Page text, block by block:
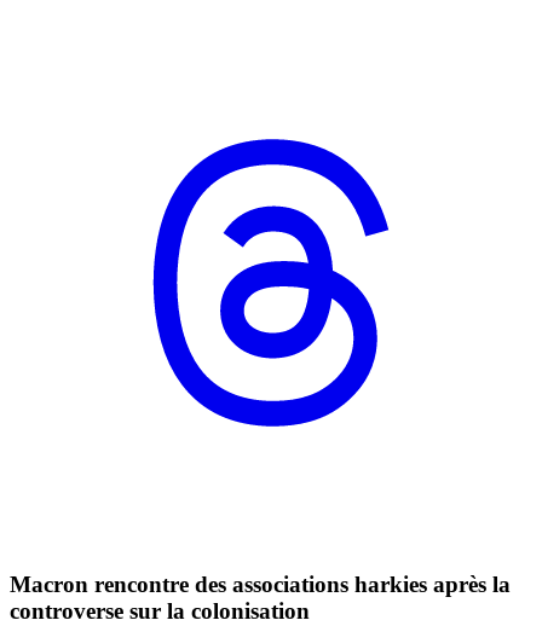
Macron rencontre des associations harkies après la
controverse sur la colonisation